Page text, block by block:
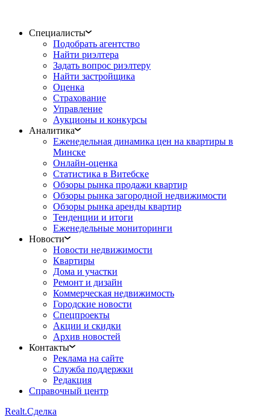
Специалисты
Подобрать агентство
Найти риэлтера
Задать вопрос риэлтеру
Найти застройщика
Оценка
Страхование
Управление
Аукционы и конкурсы
Аналитика
Еженедельная динамика цен на квартиры в
Минске
Онлайн-оценка
Статистика в Витебске
Обзоры рынка продажи квартир
Обзоры рынка загородной недвижимости
Обзоры рынка аренды квартир
Тенденции и итоги
Еженедельные мониторинги
Новости
Новости недвижимости
Квартиры
Дома и участки
Ремонт и дизайн
Коммерческая недвижимость
Городские новости
Спецпроекты
Акции и скидки
Архив новостей
Контакты
Реклама на сайте
Служба поддержки
Редакция
Справочный центр
Realt.Сделка